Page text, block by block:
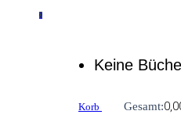
0
Keine
Korb Gesamt: